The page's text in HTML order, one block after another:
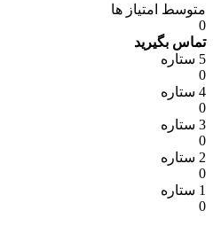
متوسط امتیاز ها
0
تماس بگیرید
5 ستاره
0
4 ستاره
0
3 ستاره
0
2 ستاره
0
1 ستاره
0